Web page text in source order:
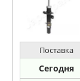
Поставка
Сегодня